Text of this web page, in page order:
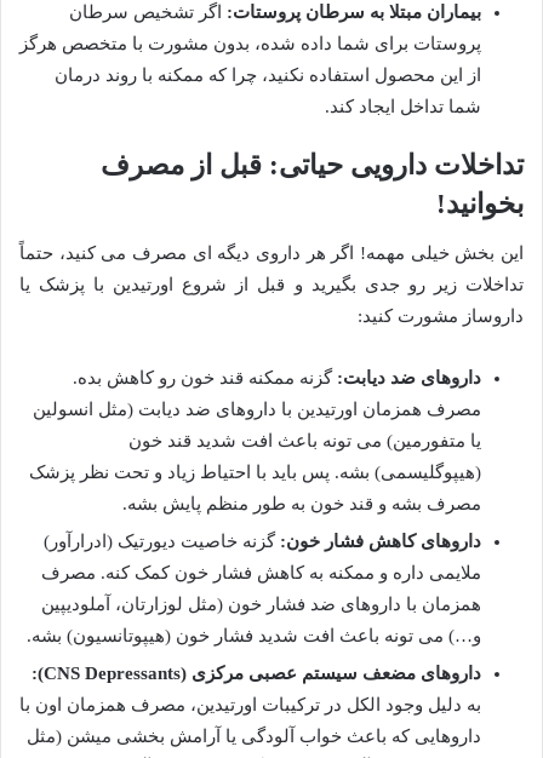
بیماران مبتلا به سرطان پروستات: اگر تشخیص سرطان
پروستات برای شما داده شده، بدون مشورت با متخصص هرگز
از این محصول استفاده نکنید، چرا که ممکنه با روند درمان
شما تداخل ایجاد کند.
تداخلات دارویی حیاتی: قبل از مصرف
بخوانید!
این بخش خیلی مهمه! اگر هر داروی دیگه ای مصرف می کنید، حتماً
تداخلات زیر رو جدی بگیرید و قبل از شروع اورتیدین با پزشک یا
داروساز مشورت کنید:
داروهای ضد دیابت: گزنه ممکنه قند خون رو کاهش بده.
مصرف همزمان اورتیدین با داروهای ضد دیابت (مثل انسولین
یا متفورمین) می تونه باعث افت شدید قند خون
(هیپوگلیسمی) بشه. پس باید با احتیاط زیاد و تحت نظر پزشک
مصرف بشه و قند خون به طور منظم پایش بشه.
داروهای کاهش فشار خون: گزنه خاصیت دیورتیک (ادرارآور)
ملایمی داره و ممکنه به کاهش فشار خون کمک کنه. مصرف
همزمان با داروهای ضد فشار خون (مثل لوزارتان، آملودیپین
و…) می تونه باعث افت شدید فشار خون (هیپوتانسیون) بشه.
داروهای مضعف سیستم عصبی مرکزی (CNS Depressants):
به دلیل وجود الکل در ترکیبات اورتیدین، مصرف همزمان اون با
داروهایی که باعث خواب آلودگی یا آرامش بخشی میشن (مثل